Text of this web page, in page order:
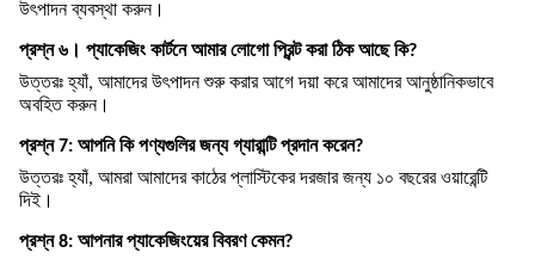
উৎপাদন ব্যবস্থা করুন।
প্রশ্ন ৬। প্যাকেজিং কার্টনে আমার লোগো প্রিন্ট করা ঠিক আছে কি?
উত্তরঃ হ্যাঁ, আমাদের উৎপাদন শুরু করার আগে দয়া করে আমাদের আনুষ্ঠানিকভাবে
অবহিত করুন।
প্রশ্ন 7: আপনি কি পণ্যগুলির জন্য গ্যারান্টি প্রদান করেন?
উত্তরঃ হ্যাঁ, আমরা আমাদের কাঠের প্লাস্টিকের দরজার জন্য ১০ বছরের ওয়ারেন্টি
দিই।
প্রশ্ন 8: আপনার প্যাকেজিংয়ের বিবরণ কেমন?